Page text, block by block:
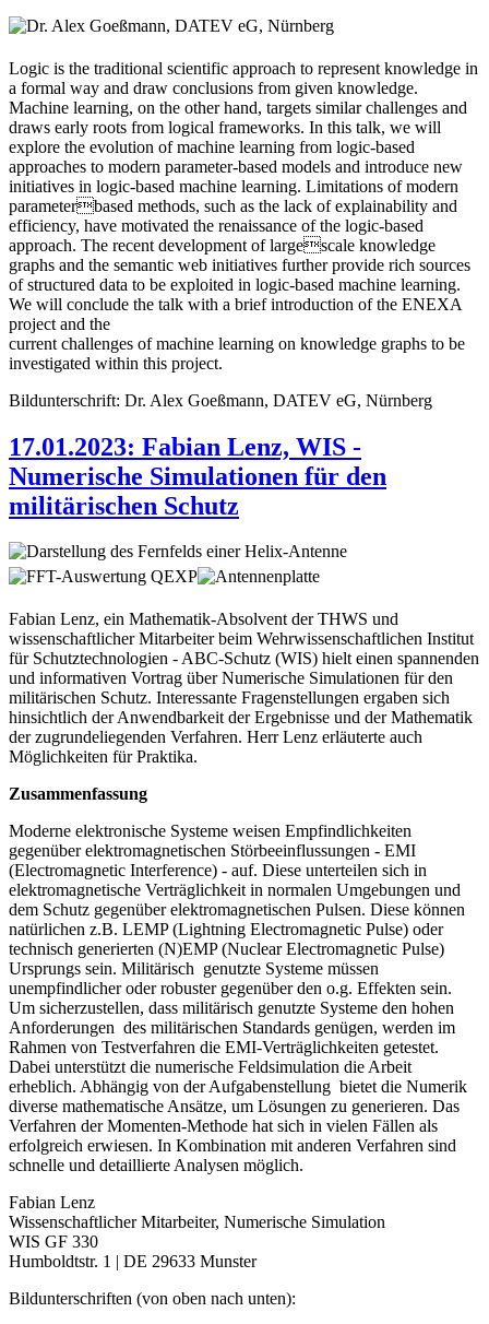
Logic is the traditional scientific approach to represent knowledge in
a formal way and draw conclusions from given knowledge.
Machine learning, on the other hand, targets similar challenges and
draws early roots from logical frameworks. In this talk, we will
explore the evolution of machine learning from logic-based
approaches to modern parameter-based models and introduce new
initiatives in logic-based machine learning. Limitations of modern
parameterbased methods, such as the lack of explainability and
efficiency, have motivated the renaissance of the logic-based
approach. The recent development of largescale knowledge
graphs and the semantic web initiatives further provide rich sources
of structured data to be exploited in logic-based machine learning.
We will conclude the talk with a brief introduction of the ENEXA
project and the
current challenges of machine learning on knowledge graphs to be
investigated within this project.
Bildunterschrift: Dr. Alex Goeßmann, DATEV eG, Nürnberg
17.01.2023: Fabian Lenz, WIS -
Numerische Simulationen für den
militärischen Schutz
Fabian Lenz, ein Mathematik-Absolvent der THWS und
wissenschaftlicher Mitarbeiter beim Wehrwissenschaftlichen Institut
für Schutztechnologien - ABC-Schutz (WIS) hielt einen spannenden
und informativen Vortrag über Numerische Simulationen für den
militärischen Schutz. Interessante Fragenstellungen ergaben sich
hinsichtlich der Anwendbarkeit der Ergebnisse und der Mathematik
der zugrundeliegenden Verfahren. Herr Lenz erläuterte auch
Möglichkeiten für Praktika.
Zusammenfassung
Moderne elektronische Systeme weisen Empfindlichkeiten
gegenüber elektromagnetischen Störbeeinflussungen - EMI
(Electromagnetic Interference) - auf. Diese unterteilen sich in
elektromagnetische Verträglichkeit in normalen Umgebungen und
dem Schutz gegenüber elektromagnetischen Pulsen. Diese können
natürlichen z.B. LEMP (Lightning Electromagnetic Pulse) oder
technisch generierten (N)EMP (Nuclear Electromagnetic Pulse)
Ursprungs sein. Militärisch genutzte Systeme müssen
unempfindlicher oder robuster gegenüber den o.g. Effekten sein.
Um sicherzustellen, dass militärisch genutzte Systeme den hohen
Anforderungen des militärischen Standards genügen, werden im
Rahmen von Testverfahren die EMI-Verträglichkeiten getestet.
Dabei unterstützt die numerische Feldsimulation die Arbeit
erheblich. Abhängig von der Aufgabenstellung bietet die Numerik
diverse mathematische Ansätze, um Lösungen zu generieren. Das
Verfahren der Momenten-Methode hat sich in vielen Fällen als
erfolgreich erwiesen. In Kombination mit anderen Verfahren sind
schnelle und detaillierte Analysen möglich.
Fabian Lenz
Wissenschaftlicher Mitarbeiter, Numerische Simulation
WIS GF 330
Humboldtstr. 1 | DE 29633 Munster
Bildunterschriften (von oben nach unten):